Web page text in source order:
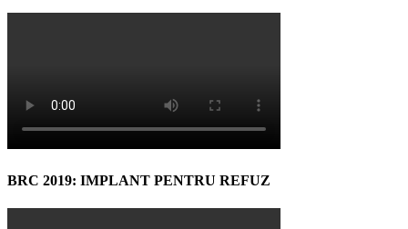
BRC 2019: IMPLANT PENTRU REFUZ